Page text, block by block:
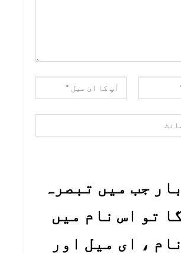
جب میں تبصرہ
تو اس نام میں
، ای میل اور